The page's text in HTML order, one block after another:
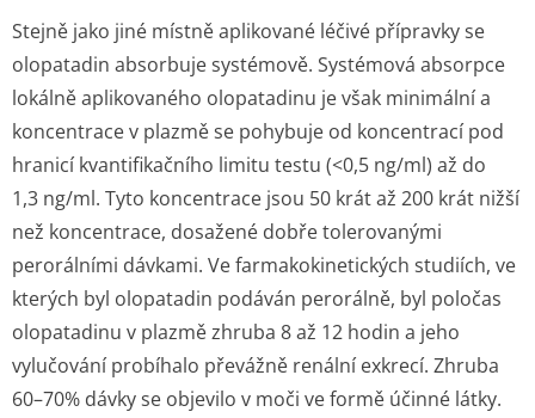
Stejně jako jiné místně aplikované léčivé přípravky se
olopatadin absorbuje systémově. Systémová absorpce
lokálně aplikovaného olopatadinu je však minimální a
koncentrace v plazmě se pohybuje od koncentrací pod
hranicí kvantifikačního limitu testu (<0,5 ng/ml) až do
1,3 ng/ml. Tyto koncentrace jsou 50 krát až 200 krát nižší
než koncentrace, dosažené dobře tolerovanými
perorálními dávkami. Ve farmakokinetických studiích, ve
kterých byl olopatadin podáván perorálně, byl poločas
olopatadinu v plazmě zhruba 8 až 12 hodin a jeho
vylučování probíhalo převážně renální exkrecí. Zhruba
60–70% dávky se objevilo v moči ve formě účinné látky.